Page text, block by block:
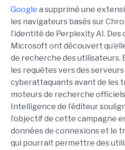
Google a supprimé une
les navigateurs basés sur
l’identité de Perplexity AI.
Microsoft ont découvert
de recherche des utilisateurs.
les requêtes vers des
cyberattaquants avant de les
moteurs de recherche
Intelligence de l’éditeur
l’objectif de cette campagne
données de connexions et le
qui pourrait permettre des